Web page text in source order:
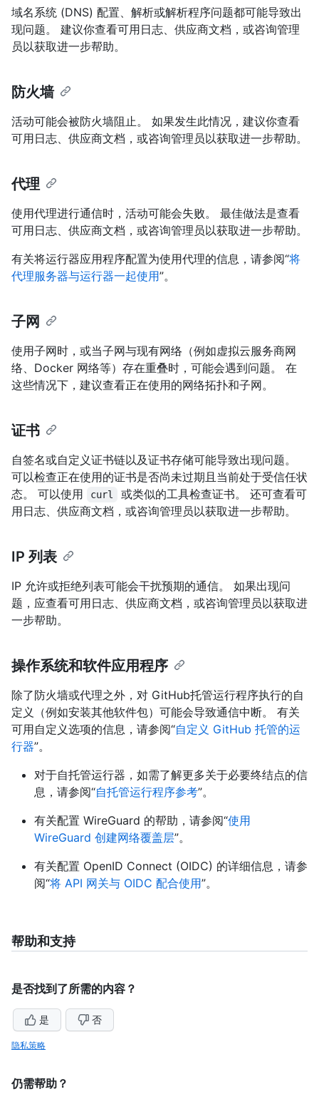
域名系统 (DNS) 配置、解析或解析程序问题都可能导致出
现问题。 建议你查看可用日志、供应商文档，或咨询管理
员以获取进一步帮助。
防火墙
活动可能会被防火墙阻止。 如果发生此情况，建议你查看
可用日志、供应商文档，或咨询管理员以获取进一步帮助。
代理
使用代理进行通信时，活动可能会失败。 最佳做法是查看
可用日志、供应商文档，或咨询管理员以获取进一步帮助。
有关将运行器应用程序配置为使用代理的信息，请参阅“将
代理服务器与运行器一起使用”。
子网
使用子网时，或当子网与现有网络（例如虚拟云服务商网
络、Docker 网络等）存在重叠时，可能会遇到问题。 在
这些情况下，建议查看正在使用的网络拓扑和子网。
证书
自签名或自定义证书链以及证书存储可能导致出现问题。
可以检查正在使用的证书是否尚未过期且当前处于受信任状
态。 可以使用
curl
或类似的工具检查证书。 还可查看可
用日志、供应商文档，或咨询管理员以获取进一步帮助。
IP 列表
IP 允许或拒绝列表可能会干扰预期的通信。 如果出现问
题，应查看可用日志、供应商文档，或咨询管理员以获取进
一步帮助。
操作系统和软件应用程序
除了防火墙或代理之外，对 GitHub托管运行程序执行的自
定义（例如安装其他软件包）可能会导致通信中断。 有关
可用自定义选项的信息，请参阅“自定义 GitHub 托管的运
行器”。
对于自托管运行器，如需了解更多关于必要终结点的信
息，请参阅“自托管运行程序参考”。
有关配置 WireGuard 的帮助，请参阅“使用
WireGuard 创建网络覆盖层”。
有关配置 OpenID Connect (OIDC) 的详细信息，请参
阅“将 API 网关与 OIDC 配合使用”。
帮助和支持
是否找到了所需的内容？
是 否
隐私策略
仍需帮助？